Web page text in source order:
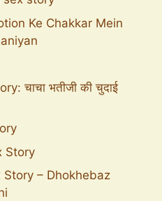
Ke Chakkar Mein
चाचा भतीजी की चुदाई
Story
– Dhokhebaz